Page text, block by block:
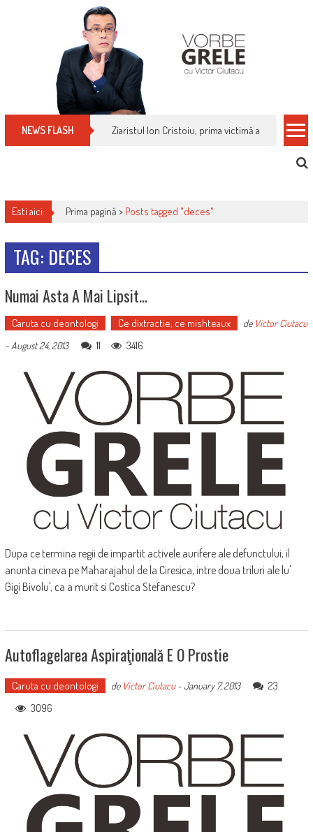
NEWS FLASH Ziaristul Ion Cristoiu, prima victimă a noi
Esti aici: Prima pagină > Posts tagged "deces"
TAG: DECES
Numai Asta A Mai Lipsit…
Caruta cu deontologi Ce dixtractie, ce mishteaux de Victor Ciutacu
-August 24, 2013 11 3416
Dupa ce termina regii de impartit activele aurifere ale defunctului, il
anunta cineva pe Maharajahul de la Ciresica, intre doua triluri ale lu'
Gigi Bivolu', ca a murit si Costica Stefanescu?
Autoflagelarea Aspiraţională E O Prostie
Caruta cu deontologi de Victor Ciutacu-January 7, 2013
23
3096